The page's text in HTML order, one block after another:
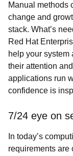
Manual methods
change and
stack. What’s
Red Hat
help your system
their attention
applications run
confidence is
7/24 eye on
In today’s
requirements are